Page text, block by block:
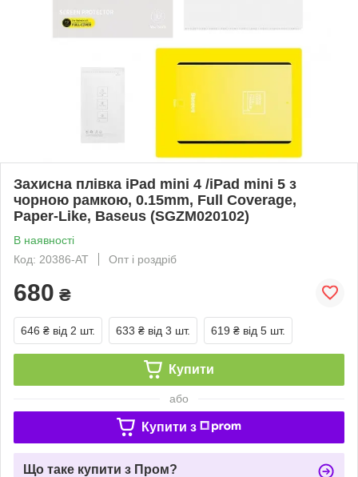
Захисна плівка iPad mini 4 /iPad mini 5 з
чорною рамкою, 0.15mm, Full Coverage,
Paper-Like, Baseus (SGZM020102)
В наявності
Код: 20386-AT
Опт і роздріб
680 ₴
646 ₴ від 2 шт. 633 ₴ від 3 шт. 619 ₴ від 5 шт.
Купити
або
Купити з
Що таке купити з Пром?